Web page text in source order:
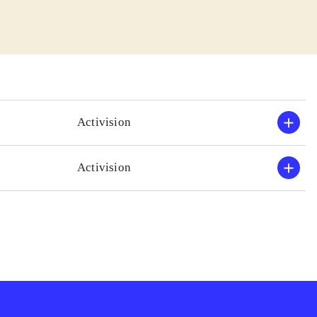
fint den
Activision
Activision